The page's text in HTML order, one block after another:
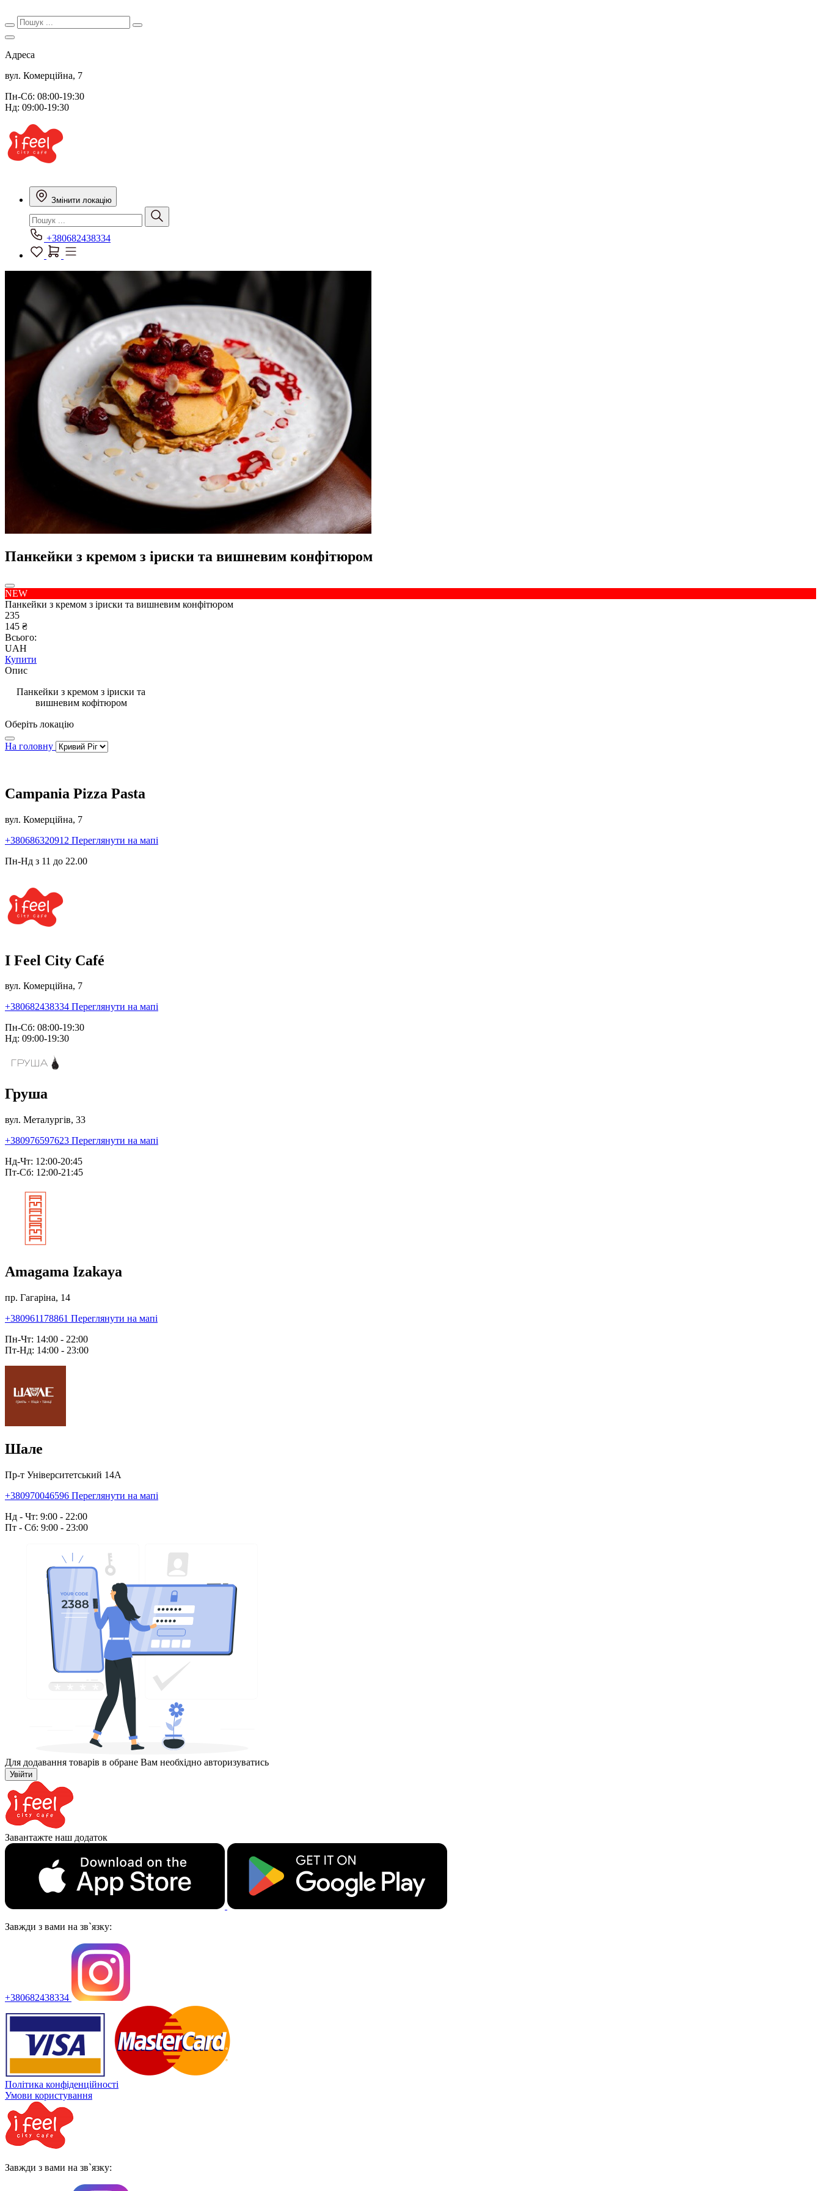
Адреса
вул. Комерційна, 7
Пн-Сб: 08:00-19:30
Нд: 09:00-19:30
Змінити локацію
+380682438334
Панкейки з кремом з іриски та вишневим конфітюром
NEW
Панкейки з кремом з іриски та вишневим конфітюром
235
145 ₴
Всього:
UAH
Купити
Опис
Панкейки з кремом з іриски та
вишневим кофітюром
Оберіть локацію
На головну
Campania Pizza Pasta
вул. Комерційна, 7
+380686320912 Переглянути на мапі
Пн-Нд з 11 до 22.00
I Feel City Café
вул. Комерційна, 7
+380682438334 Переглянути на мапі
Пн-Сб: 08:00-19:30
Нд: 09:00-19:30
Груша
вул. Металургів, 33
+380976597623 Переглянути на мапі
Нд-Чт: 12:00-20:45
Пт-Сб: 12:00-21:45
Amagama Izakaya
пр. Гагаріна, 14
+380961178861 Переглянути на мапі
Пн-Чт: 14:00 - 22:00
Пт-Нд: 14:00 - 23:00
Шале
Пр-т Університетський 14А
+380970046596 Переглянути на мапі
Нд - Чт: 9:00 - 22:00
Пт - Сб: 9:00 - 23:00
Для додавання товарів в обране Вам необхідно авторизуватись
Увійти
Завантажте наш додаток
Завжди з вами на зв`язку:
+380682438334
Політика конфіденційності
Умови користування
Завжди з вами на зв`язку: